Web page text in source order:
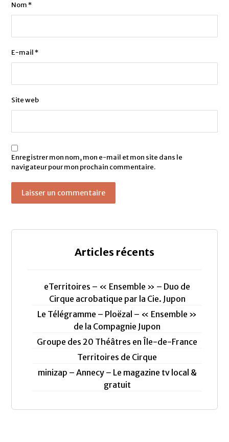
Nom*
E-mail*
Site web
Enregistrer mon nom, mon e-mail et mon site dans le
navigateur pour mon prochain commentaire.
Laisser un commentaire
Articles récents
eTerritoires – « Ensemble » – Duo de
Cirque acrobatique par la Cie. Jupon
Le Télégramme – Ploëzal – « Ensemble »
de la Compagnie Jupon
Groupe des 20 Théâtres en Île-de-France
Territoires de Cirque
minizap – Annecy – Le magazine tv local &
gratuit